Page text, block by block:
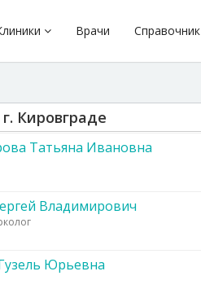
Врачи Справочник
Кировграде
Татьяна Ивановна
Владимирович
Юрьевна